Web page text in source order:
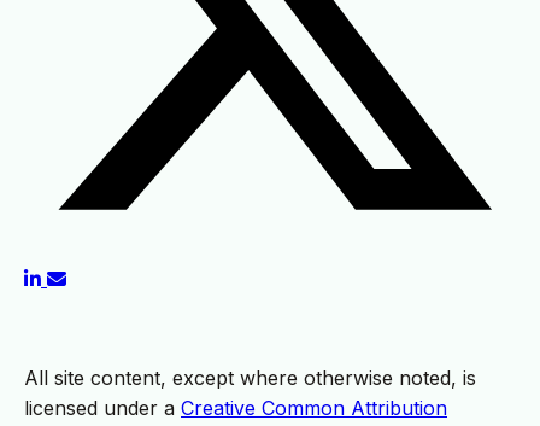
All site content, except where otherwise noted, is
licensed under a Creative Common Attribution